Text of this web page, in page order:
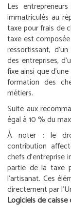
Les
immatriculés au
taxe pour frais de
taxe est
ressortissant,
des entreprises,
fixe ainsi que
formation des
métiers.
Suite aux
égal à 10 % du
À noter : le
contribution
chefs d’entreprise
partie de la taxe
l’artisanat. Ces
directement par
Logiciels de